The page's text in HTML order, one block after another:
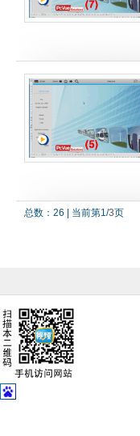
总数： 26 当前第1/3页